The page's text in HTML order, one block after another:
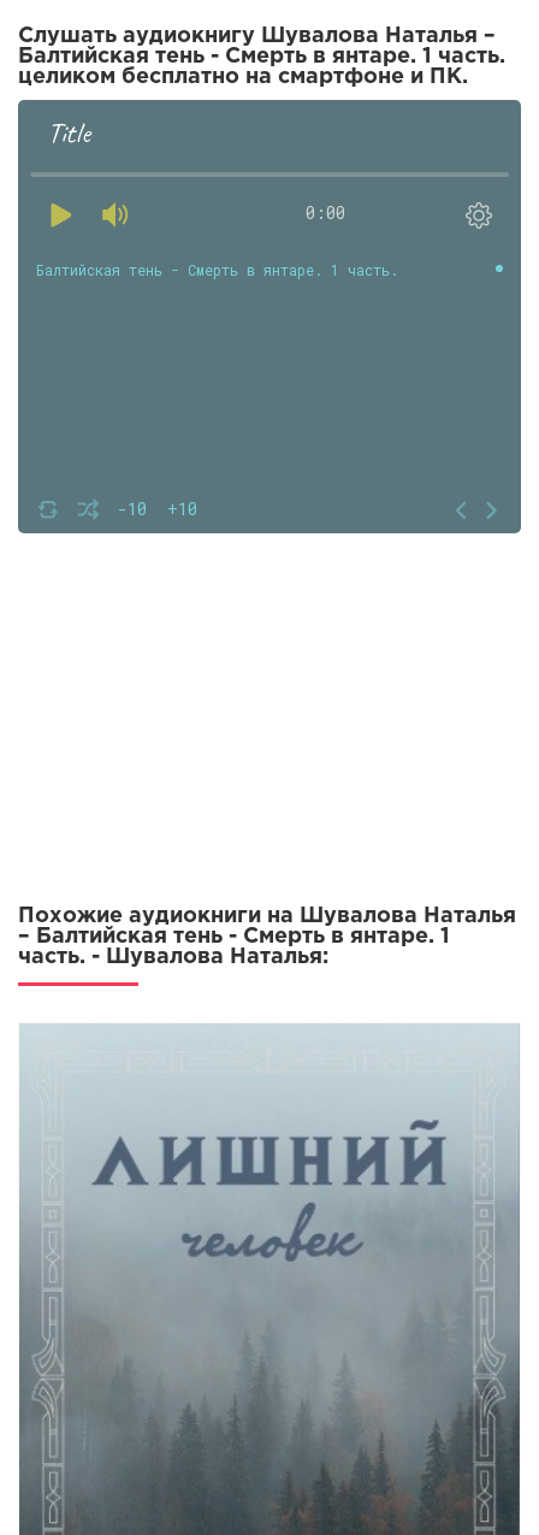
Слушать аудиокнигу Шувалова Наталья –
Балтийская тень - Смерть в янтаре. 1 часть.
целиком бесплатно на смартфоне и ПК.
Title
0:00
-10 +10
Балтийская тень - Смерть в янтаре. 1 часть.
Похожие аудиокниги на Шувалова Наталья
– Балтийская тень - Смерть в янтаре. 1
часть. - Шувалова Наталья: